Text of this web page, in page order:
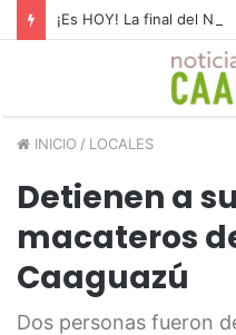
¡Es HOY! La final del
INICIO / LOCALES
Detienen a
macateros
Caaguazú
Dos personas fueron